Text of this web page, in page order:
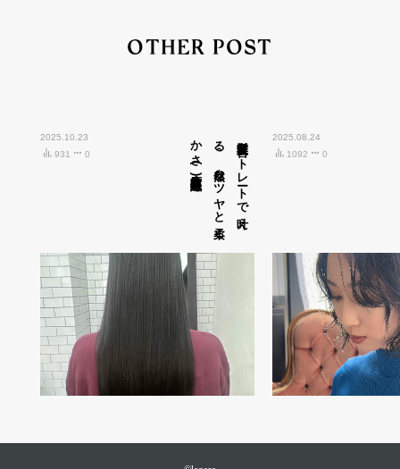
OTHER POST
2025.10.23
931
0 髪質改善ス
ト
レ
ート
で
叶え
る
、
自然な
ツ
ヤ
と
柔ら
か
さ
(
広島市中区紙屋町)
2025.08.24
1092
0